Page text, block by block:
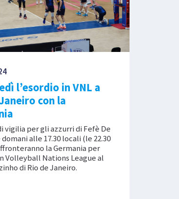
l’esordio in VNL a
con la
vigilia per gli azzurri di Fefè De
alle 17.30 locali (le 22.30
la Germania per
Volleyball Nations League al
di Rio de Janeiro.